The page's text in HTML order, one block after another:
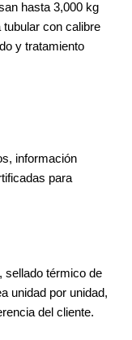
hasta 3,000 kg
con calibre
y tratamiento
información
para
térmico de
unidad por unidad,
del cliente.